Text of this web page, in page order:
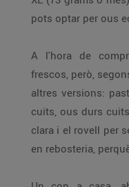
pots optar per ous
A l'hora de
frescos, però,
altres versions:
cuits, ous durs
clara i el rovell per
en rebosteria,